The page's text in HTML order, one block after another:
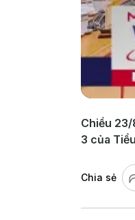
Chiều
3 của
Chia sẻ